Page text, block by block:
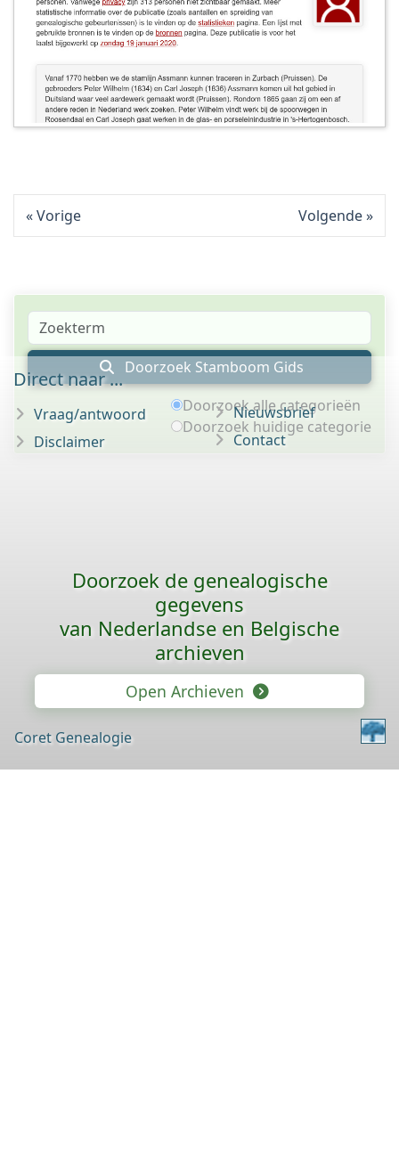
Vorige Volgende
Doorzoek Stamboom Gids
Doorzoek alle categorieën
Doorzoek huidige categorie
Direct naar ...
Vraag/antwoord
Disclaimer
Nieuwsbrief
Contact
Doorzoek de genealogische
gegevens
van Nederlandse en Belgische
archieven
Open Archieven
Coret Genealogie